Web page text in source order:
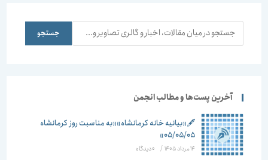
شهر یزد
جستجو جستجو
آخرین پست‌ها و مطالب انجمن
🖋️«بیانیه خانه کرمانشاه»«به مناسبت روز کرمانشاه
۰۵/۰۵/۰۵»
14 مرداد 1405 / ۰ دیدگاه